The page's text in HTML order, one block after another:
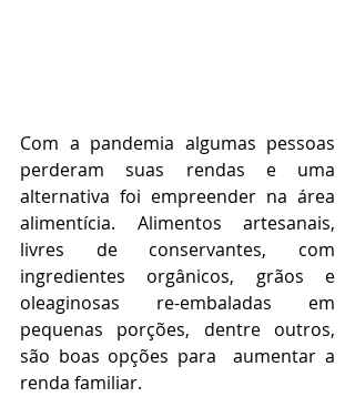
Com a pandemia algumas pessoas
perderam suas rendas e uma
alternativa foi empreender na área
alimentícia. Alimentos artesanais,
livres de conservantes, com
ingredientes orgânicos, grãos e
oleaginosas re-embaladas em
pequenas porções, dentre outros,
são boas opções para  aumentar a
renda familiar.